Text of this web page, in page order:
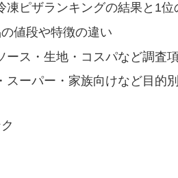
凍ピザランキングの結果と1位
の値段や特徴の違い
ース・生地・コスパなど調査
スーパー・家族向けなど目的